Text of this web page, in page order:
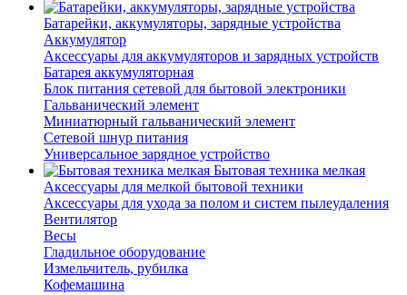
Батарейки, аккумуляторы, зарядные устройства
Аккумулятор
Аксессуары для аккумуляторов и зарядных устройств
Батарея аккумуляторная
Блок питания сетевой для бытовой электроники
Гальванический элемент
Миниатюрный гальванический элемент
Сетевой шнур питания
Универсальное зарядное устройство
Бытовая техника мелкая
Аксессуары для мелкой бытовой техники
Аксессуары для ухода за полом и систем пылеудаления
Вентилятор
Весы
Гладильное оборудование
Измельчитель, рубилка
Кофемашина